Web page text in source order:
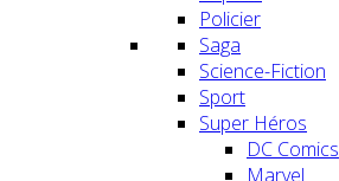
Policier
Saga
Science-Fiction
Sport
Super Héros
DC Comics
Marvel